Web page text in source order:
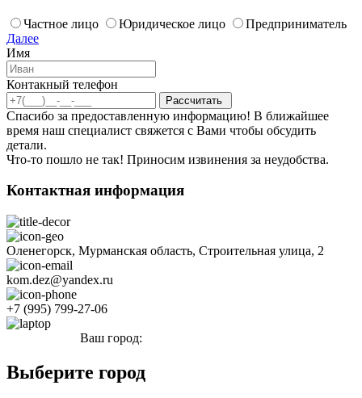
Частное лицо Юридическое лицо
Предприниматель
Далее
Имя
Контакный телефон
Спасибо за предоставленную информацию! В ближайшее
время наш специалист свяжется с Вами чтобы обсудить
детали.
Что-то пошло не так! Приносим извинения за неудобства.
Контактная информация
Оленегорск, Мурманская область, Строительная улица, 2
kom.dez@yandex.ru
+7 (995) 799-27-06
Ваш город:
Выберите город